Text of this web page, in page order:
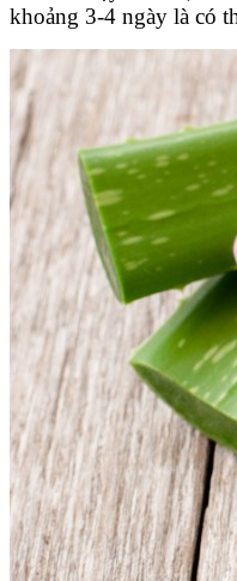
khoảng 3-4 ngày là có